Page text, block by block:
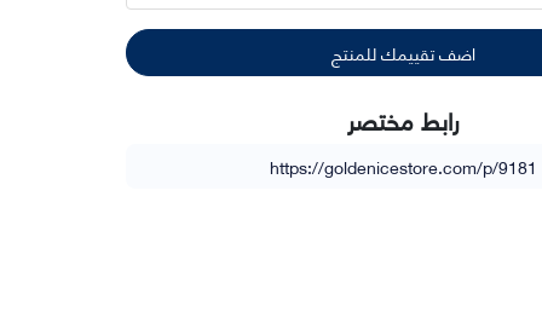
رابط مختصر
https://goldenicestore.com/p/9181